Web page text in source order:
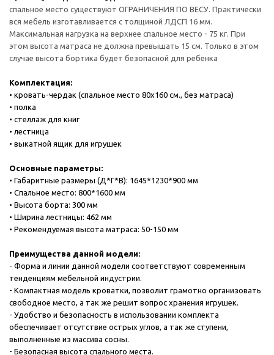
спальное место существуют ОГРАНИЧЕНИЯ ПО ВЕСУ. Практически
вся мебель изготавливается с толщиной ЛДСП 16 мм.
Максимальная нагрузка на верхнее спальное место - 75 кг. При
этом высота матраса не должна превышать 15 см. Только в этом
случае высота бортика будет безопасной для ребенка
Комплектация:
• кровать-чердак (спальное место 80х160 см., без матраса)
• полка
• стеллаж для книг
• лестница
• выкатной ящик для игрушек
Основные параметры:
• Габаритные размеры (Д*Г*В): 1645*1230*900 мм
• Спальное место: 800*1600 мм
• Высота борта: 300 мм
• Ширина лестницы: 462 мм
• Рекомендуемая высота матраса: 50-150 мм
Преимущества данной модели:
- Форма и линии данной модели соответствуют современным
тенденциям мебельной индустрии.
- Компактная модель кроватки, позволит грамотно организовать
свободное место, а так же решит вопрос хранения игрушек.
- Удобство и безопасность в использовании комплекта
обеспечивает отсутствие острых углов, а так же ступени,
выполненные из массива сосны.
- Безопасная высота спального места.